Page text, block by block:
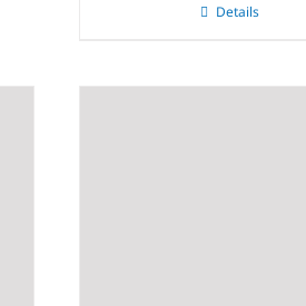
Details